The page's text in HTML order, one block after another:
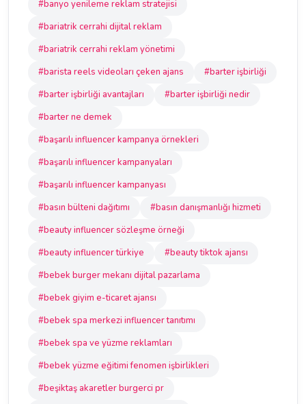
#banyo yenileme reklam stratejisi
#bariatrik cerrahi dijital reklam
#bariatrik cerrahi reklam yönetimi
#barista reels videoları çeken ajans
#barter işbirliği
#barter işbirliği avantajları
#barter işbirliği nedir
#barter ne demek
#başarılı influencer kampanya örnekleri
#başarılı influencer kampanyaları
#başarılı influencer kampanyası
#basın bülteni dağıtımı
#basın danışmanlığı hizmeti
#beauty influencer sözleşme örneği
#beauty influencer türkiye
#beauty tiktok ajansı
#bebek burger mekanı dijital pazarlama
#bebek giyim e-ticaret ajansı
#bebek spa merkezi influencer tanıtımı
#bebek spa ve yüzme reklamları
#bebek yüzme eğitimi fenomen işbirlikleri
#beşiktaş akaretler burgerci pr